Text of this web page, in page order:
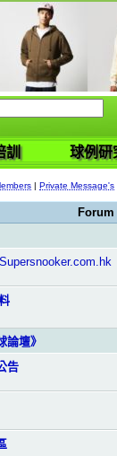
訓 球例研
| Private Message's
Forum
Supersnooker.com.hk
壇》
告